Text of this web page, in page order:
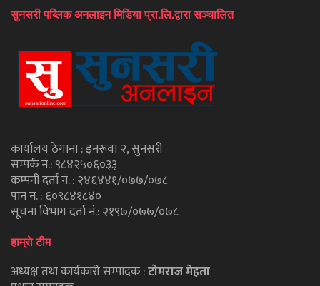
सुनसरी पब्लिक अनलाइन मिडिया प्रा.लि.द्वारा सञ्चालित
कार्यालय ठेगाना : इनरूवा २, सुनसरी
सम्पर्क नं.: ९८४२५०६०३३
कम्पनी दर्ता नं. : २४६४४१/०७७/०७८
पान नं. : ६०९८४१८४०
सूचना विभाग दर्ता नं.: २१९७/०७७/०७८
हाम्राे टीम
अध्यक्ष तथा कार्यकारी सम्पादक :टाेमराज मेहता